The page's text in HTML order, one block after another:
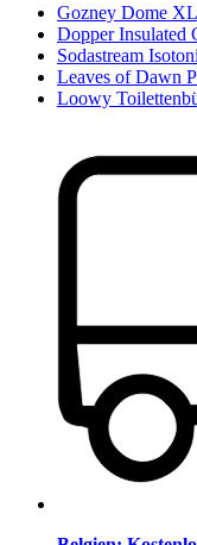
Gozney Dome
Dopper Insulated
Sodastream
Leaves of Dawn
Loowy